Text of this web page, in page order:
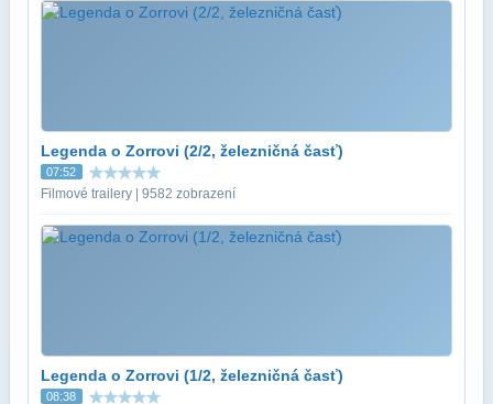
Legenda o Zorrovi (2/2, železničná časť)
07:52
Filmové trailery | 9582 zobrazení
Legenda o Zorrovi (1/2, železničná časť)
08:38